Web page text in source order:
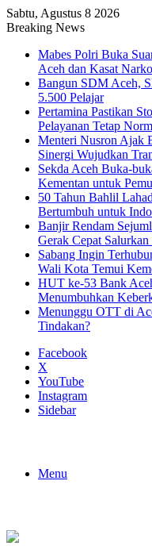
Sabtu, Agustus 8 2026
Breaking News
Mabes Polri Buka
Aceh dan Kasat
Bangun SDM Aceh,
5.500 Pelajar
Pertamina Pastikan
Pelayanan Tetap
Menteri Nusron Ajak
Sinergi Wujudkan
Sekda Aceh Buka-
Kementan untuk
50 Tahun Bahlil
Bertumbuh untuk
Banjir Rendam
Gerak Cepat Salurkan
Sabang Ingin
Wali Kota Temui
HUT ke-53 Bank
Menumbuhkan
Menunggu OTT di
Tindakan?
Facebook
X
YouTube
Instagram
Sidebar
Menu